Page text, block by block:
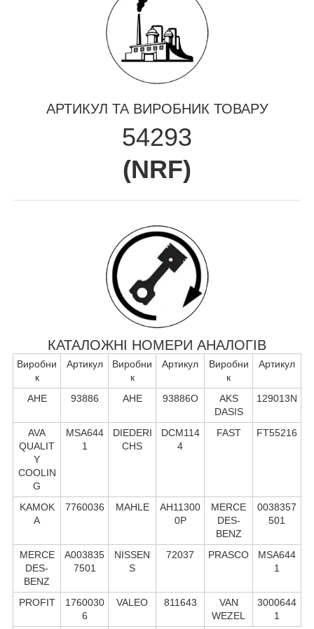
АРТИКУЛ ТА ВИРОБНИК ТОВАРУ
54293
(NRF)
КАТАЛОЖНІ НОМЕРИ АНАЛОГІВ
Виробни
к
Артикул
Виробни
к
Артикул
Виробни
к
Артикул
AHE 93886 AHE 93886O
AKS
DASIS
129013N
AVA
QUALIT
Y
COOLIN
G
MSA644
1
DIEDERI
CHS
DCM114
4
FAST FT55216
KAMOK
A
7760036 MAHLE
AH11300
0P
MERCE
DES-
BENZ
0038357
501
MERCE
DES-
BENZ
A003835
7501
NISSEN
S
72037 PRASCO
MSA644
1
PROFIT
1760030
6
VALEO 811643
VAN
WEZEL
3000644
1